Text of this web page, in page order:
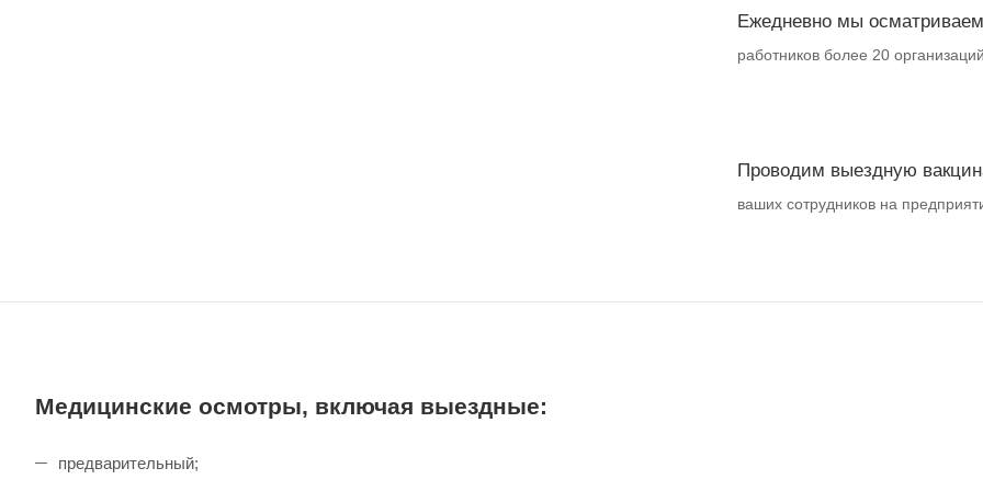
Ежедневно мы осматриваем
работников более 20 организаций
Проводим выездную
ваших сотрудников на
Медицинские осмотры, включая выездные:
предварительный;